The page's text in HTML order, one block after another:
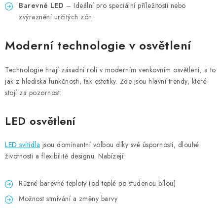
Barevné LED – Ideální pro speciální příležitosti nebo
zvýraznění určitých zón.
Moderní technologie v osvětlení
Technologie hrají zásadní roli v moderním venkovním osvětlení, a to
jak z hlediska funkčnosti, tak estetiky. Zde jsou hlavní trendy, které
stojí za pozornost:
LED osvětlení
LED svítidla jsou dominantní volbou díky své úspornosti, dlouhé
životnosti a flexibilitě designu. Nabízejí:
Různé barevné teploty (od teplé po studenou bílou)
Možnost stmívání a změny barvy